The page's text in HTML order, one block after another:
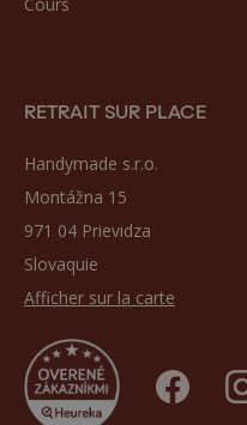
RETRAIT SUR PLACE
Handymade s.r.o.
Montážna 15
971 04 Prievidza
Slovaquie
Afficher sur la carte